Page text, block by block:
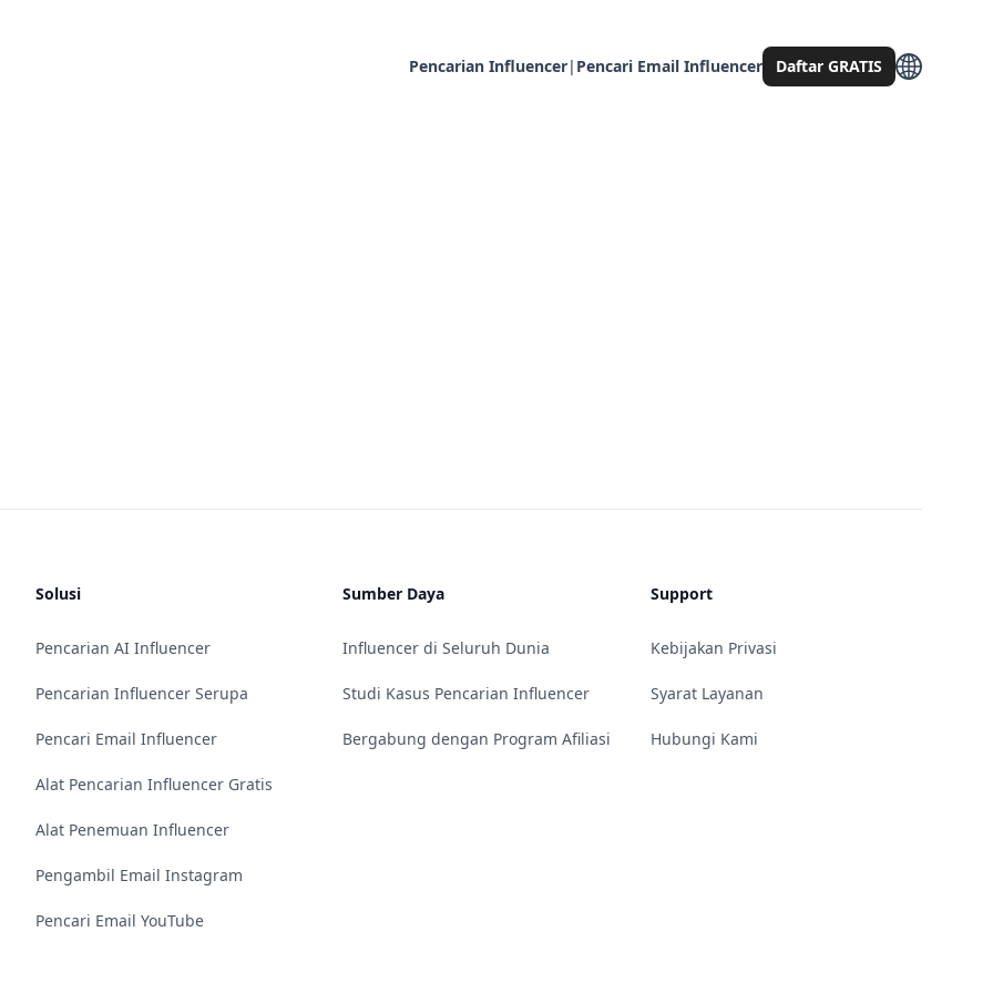
Pencarian Influencer| Pencari Email Influencer Daftar GRATIS
Solusi
Pencarian AI Influencer
Pencarian Influencer Serupa
Pencari Email Influencer
Alat Pencarian Influencer Gratis
Alat Penemuan Influencer
Pengambil Email Instagram
Pencari Email YouTube
Sumber Daya
Influencer di Seluruh Dunia
Studi Kasus Pencarian Influencer
Bergabung dengan Program Afiliasi
Support
Kebijakan Privasi
Syarat Layanan
Hubungi Kami